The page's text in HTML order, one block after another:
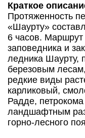
Краткое
Протяженность
«Шаурту»
6 часов. Маршрут
заповедника и
ледника Шаурту,
березовым
редкие виды
карликовый,
Радде,
ландшафтным
горно-лесного